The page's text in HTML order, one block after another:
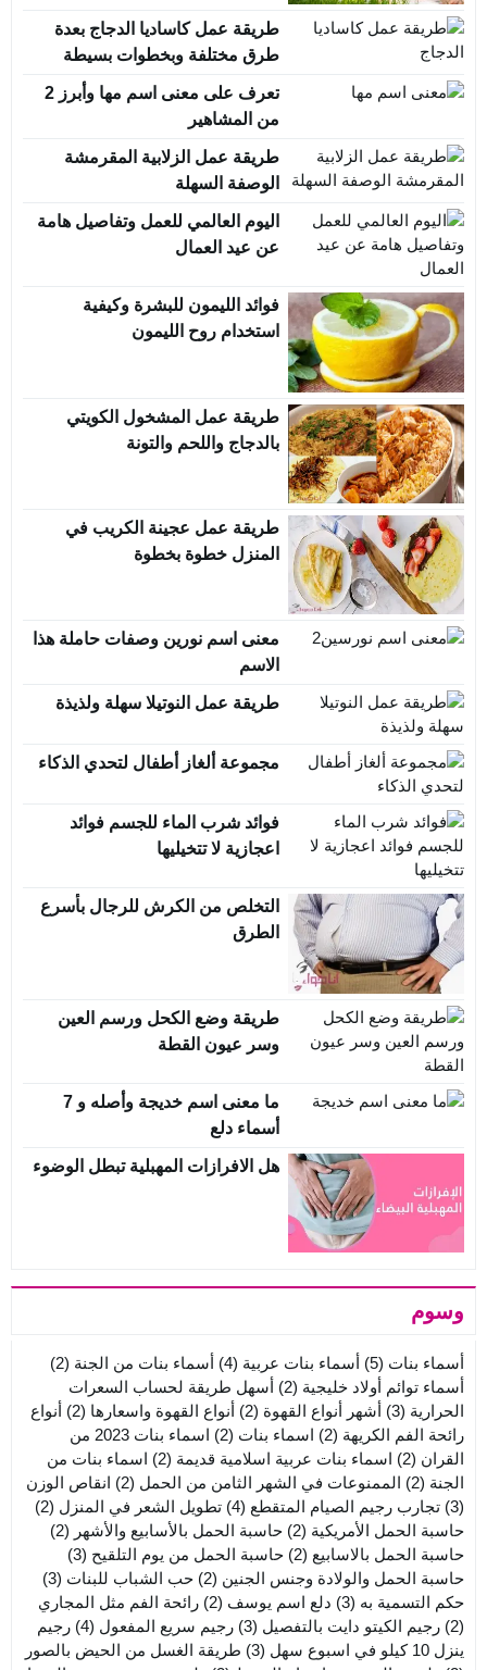
طريقة عمل كاساديا الدجاج بعدة
طرق مختلفة وبخطوات بسيطة
تعرف على معنى اسم مها وأبرز 2
من المشاهير
طريقة عمل الزلابية المقرمشة
الوصفة السهلة
اليوم العالمي للعمل وتفاصيل هامة
عن عيد العمال
فوائد الليمون للبشرة وكيفية
استخدام روح الليمون
طريقة عمل المشخول الكويتي
بالدجاج واللحم والتونة
طريقة عمل عجينة الكريب في
المنزل خطوة بخطوة
معنى اسم نورين وصفات حاملة هذا
الاسم
طريقة عمل النوتيلا سهلة ولذيذة
مجموعة ألغاز أطفال لتحدي الذكاء
فوائد شرب الماء للجسم فوائد
اعجازية لا تتخيليها
التخلص من الكرش للرجال بأسرع
الطرق
طريقة وضع الكحل ورسم العين
وسر عيون القطة
ما معنى اسم خديجة وأصله و 7
أسماء دلع
هل الافرازات المهبلية تبطل الوضوء
وسوم
أسماء بنات (5) أسماء بنات عربية (4) أسماء بنات من الجنة (2)
أسماء توائم أولاد خليجية (2)
أسهل طريقة لحساب السعرات
الحرارية (3) أشهر أنواع القهوة (2) أنواع القهوة واسعارها (2)
أنواع
رائحة الفم الكريهة (2) اسماء بنات (2)
اسماء بنات 2023 من
القران (2) اسماء بنات عربية اسلامية قديمة (2)
اسماء بنات من
الجنة (2) الممنوعات في الشهر الثامن من الحمل (2)
انقاص الوزن
(3)
تجارب رجيم الصيام المتقطع (4) تطويل الشعر في المنزل (2)
حاسبة الحمل الأمريكية (2) حاسبة الحمل بالأسابيع والأشهر (2)
حاسبة الحمل بالاسابيع (2) حاسبة الحمل من يوم التلقيح (3)
حاسبة الحمل والولادة وجنس الجنين (2) حب الشباب للبنات (3)
حكم التسمية به (3) دلع اسم يوسف (2)
رائحة الفم مثل المجاري
(2)
رجيم الكيتو دايت بالتفصيل (3) رجيم سريع المفعول (4)
رجيم
ينزل 10 كيلو في اسبوع سهل
(3)
طريقة الغسل من الحيض بالصور